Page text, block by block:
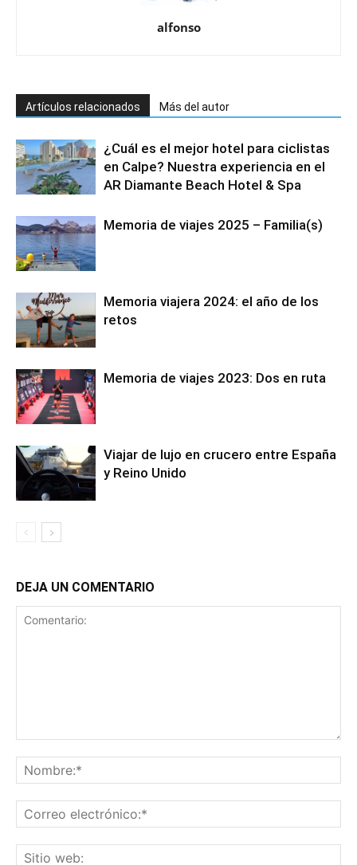
alfonso
Artículos relacionados Más del autor
¿Cuál es el mejor hotel para ciclistas
en Calpe? Nuestra experiencia en el
AR Diamante Beach Hotel & Spa
Memoria de viajes 2025 – Familia(s)
Memoria viajera 2024: el año de los
retos
Memoria de viajes 2023: Dos en ruta
Viajar de lujo en crucero entre España
y Reino Unido
DEJA UN COMENTARIO